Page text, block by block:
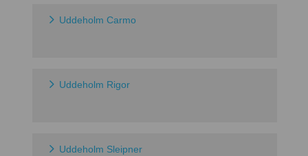
Uddeholm Carmo
Uddeholm Rigor
Uddeholm Sleipner